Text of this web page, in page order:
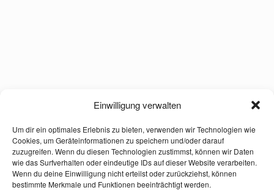
Einwilligung verwalten
Um dir ein optimales Erlebnis zu bieten, verwenden wir Technologien wie
Cookies, um Geräteinformationen zu speichern und/oder darauf
zuzugreifen. Wenn du diesen Technologien zustimmst, können wir Daten
wie das Surfverhalten oder eindeutige IDs auf dieser Website verarbeiten.
Wenn du deine Einwilligung nicht erteilst oder zurückziehst, können
bestimmte Merkmale und Funktionen beeinträchtigt werden.